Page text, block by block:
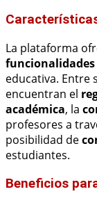
La plataforma
funcionalidades
educativa. Entre
encuentran el
académica, la
profesores a
posibilidad de
estudiantes.
Beneficios